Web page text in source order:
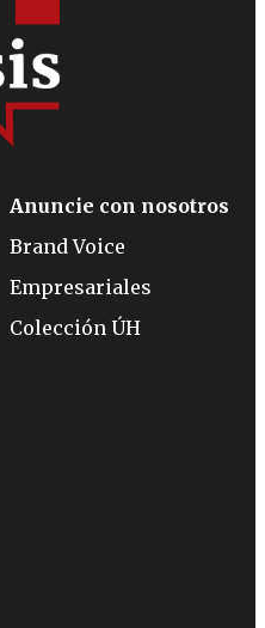
Anuncie con nosotros
Brand Voice
Empresariales
Colección ÚH